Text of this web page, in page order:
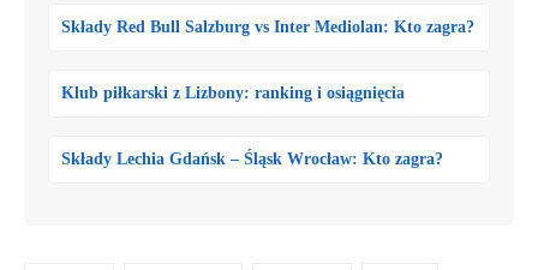
Składy Red Bull Salzburg vs Inter Mediolan: Kto zagra?
Klub piłkarski z Lizbony: ranking i osiągnięcia
Składy Lechia Gdańsk – Śląsk Wrocław: Kto zagra?